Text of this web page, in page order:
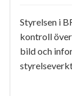
Styrelsen i
kontroll
bild och